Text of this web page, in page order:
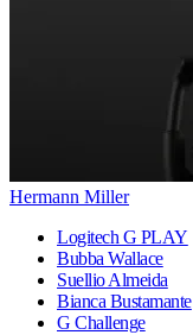
Hermann Miller
Logitech G PLAY
Bubba Wallace
Suellio Almeida
Bianca Bustamante
G Challenge